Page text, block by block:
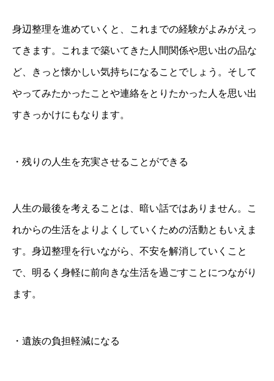
身辺整理を進めていくと、これまでの経験がよみがえっ
てきます。これまで築いてきた人間関係や思い出の品な
ど、きっと懐かしい気持ちになることでしょう。そして
やってみたかったことや連絡をとりたかった人を思い出
すきっかけにもなります。
・残りの人生を充実させることができる
人生の最後を考えることは、暗い話ではありません。こ
れからの生活をよりよくしていくための活動ともいえま
す。身辺整理を行いながら、不安を解消していくこと
で、明るく身軽に前向きな生活を過ごすことにつながり
ます。
・遺族の負担軽減になる